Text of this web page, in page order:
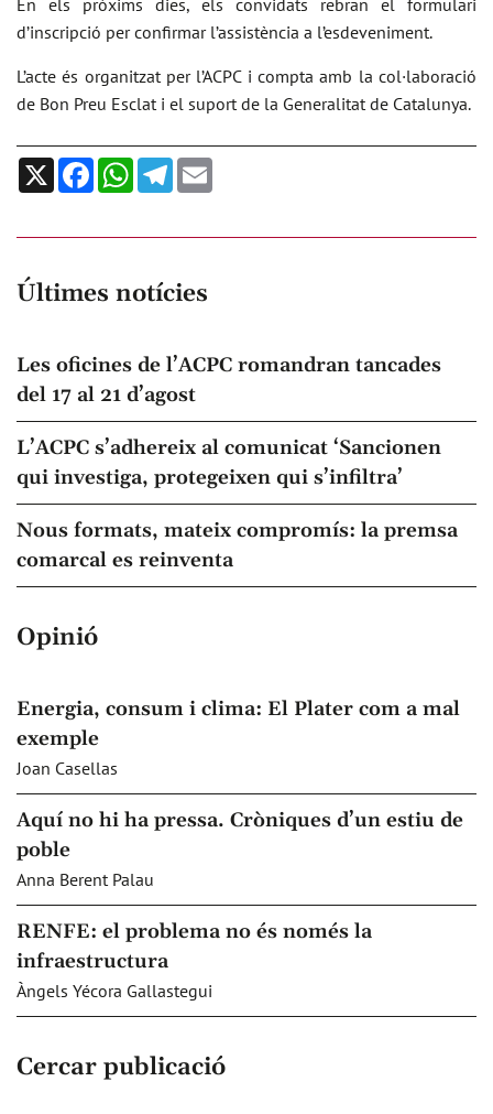
En els pròxims dies, els convidats rebran el formulari
d’inscripció per confirmar l’assistència a l’esdeveniment.
L’acte és organitzat per l’ACPC i compta amb la col·laboració
de Bon Preu Esclat i el suport de la Generalitat de Catalunya.
X FacebookWhatsApp
Telegram
Últimes notícies
Les oficines de l’ACPC romandran tancades
del 17 al 21 d’agost
L’ACPC s’adhereix al comunicat ‘Sancionen
qui investiga, protegeixen qui s’infiltra’
Nous formats, mateix compromís: la premsa
comarcal es reinventa
Opinió
Energia, consum i clima: El Plater com a mal
exemple
Joan Casellas
Aquí no hi ha pressa. Cròniques d’un estiu de
poble
Anna Berent Palau
RENFE: el problema no és només la
infraestructura
Àngels Yécora Gallastegui
Cercar publicació